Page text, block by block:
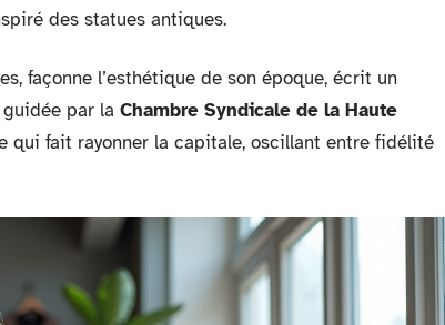
des statues antiques.
façonne l’esthétique de son époque, écrit un
guidée par la Chambre Syndicale de la Haute
qui fait rayonner la capitale, oscillant entre fidélité